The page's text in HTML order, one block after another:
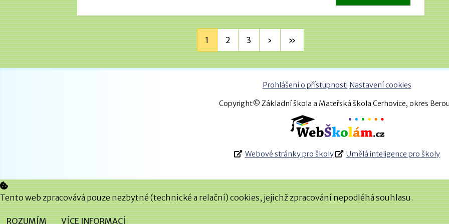
1 2 3 › »
Prohlášení o přístupnosti Nastavení cookies
Copyright© Základní škola a Mateřská škola Cerhovice, okres
Webové stránky pro školy Umělá inteligence pro školy
Tento web zpracovává pouze nezbytné (technické a relační) cookies, jejichž zpracování nepodléhá souhlasu.
ROZUMÍM VÍCE INFORMACÍ